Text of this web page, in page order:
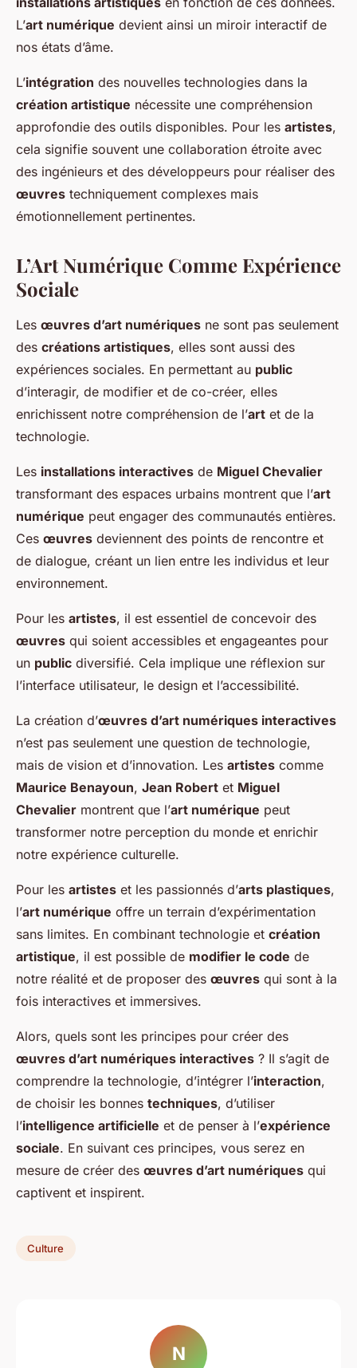
L’art numérique devient ainsi un miroir interactif de
nos états d’âme.
L’intégration des nouvelles technologies dans la
création artistique nécessite une compréhension
approfondie des outils disponibles. Pour les artistes,
cela signifie souvent une collaboration étroite avec
des ingénieurs et des développeurs pour réaliser des
œuvres techniquement complexes mais
émotionnellement pertinentes.
L’Art Numérique Comme Expérience
Sociale
Les œuvres d’art numériques ne sont pas seulement
des créations artistiques, elles sont aussi des
expériences sociales. En permettant au public
d’interagir, de modifier et de co-créer, elles
enrichissent notre compréhension de l’art et de la
technologie.
Les installations interactives de Miguel Chevalier
transformant des espaces urbains montrent que l’art
numérique peut engager des communautés entières.
Ces œuvres deviennent des points de rencontre et
de dialogue, créant un lien entre les individus et leur
environnement.
Pour les artistes, il est essentiel de concevoir des
œuvres qui soient accessibles et engageantes pour
un public diversifié. Cela implique une réflexion sur
l’interface utilisateur, le design et l’accessibilité.
La création d’œuvres d’art numériques interactives
n’est pas seulement une question de technologie,
mais de vision et d’innovation. Les artistes comme
Maurice Benayoun, Jean Robert et Miguel
Chevalier montrent que l’art numérique peut
transformer notre perception du monde et enrichir
notre expérience culturelle.
Pour les artistes et les passionnés d’arts plastiques,
l’art numérique offre un terrain d’expérimentation
sans limites. En combinant technologie et création
artistique, il est possible de modifier le code de
notre réalité et de proposer des œuvres qui sont à la
fois interactives et immersives.
Alors, quels sont les principes pour créer des
œuvres d’art numériques interactives ? Il s’agit de
comprendre la technologie, d’intégrer l’interaction,
de choisir les bonnes techniques, d’utiliser
l’intelligence artificielle et de penser à l’expérience
sociale. En suivant ces principes, vous serez en
mesure de créer des œuvres d’art numériques qui
captivent et inspirent.
Culture
N